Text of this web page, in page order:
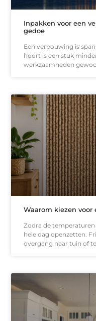
Inpakken voor een
gedoe
Een verbouwing is
hoort is een stuk
werkzaamheden
Waarom kiezen voor
Zodra de
hele dag openzetten.
overgang naar tuin of